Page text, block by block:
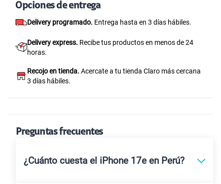
Opciones de entrega
Delivery programado. Entrega hasta en 3 días hábiles.
Delivery express. Recibe tus productos en menos de 24
horas.
Recojo en tienda. Acercate a tu tienda Claro más cercana
3 días hábiles.
Preguntas frecuentes
¿Cuánto cuesta el iPhone 17e en Perú?